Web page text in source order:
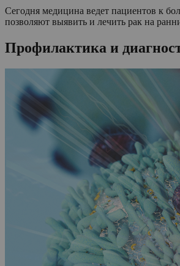
Сегодня медицина ведет пациентов к
позволяют выявить и лечить рак на
Профилактика и